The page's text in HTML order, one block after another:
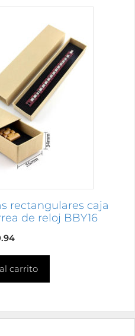
rectangulares caja
de reloj BBY16
carrito